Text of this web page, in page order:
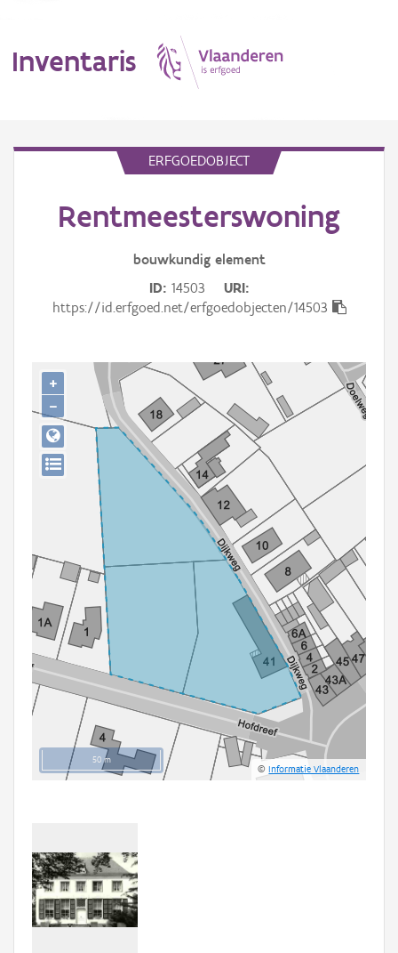
Inventaris
Erfgoedobject
Gebeurtenis
Persoon of collectief
Downloads
ERFGOEDOBJECT
Rentmeesterswoning
bouwkundig element
ID 14503
URI
https://id.erfgoed.net/erfgoedobjecten/14503
50 m
©Informatie Vlaanderen
+
−